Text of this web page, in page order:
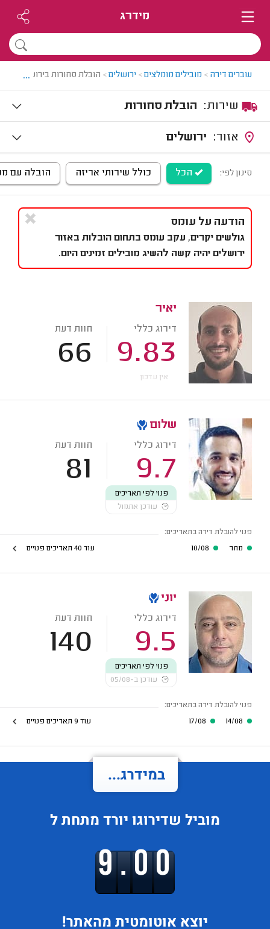
מידרג
עוברים דירה > מובילים מומלצים> ירושלים> הובלת סחורות בירושלים
...
הובלת סחורות
ירושלים
סינון לפי: הכל כולל שירותי אריזה הובלה עם
הודעה על עומס
גולשים יקרים, עקב עומס בתחום הובלות באזור
ירושלים יהיה קשה להשיג מובילים זמינים היום.
יאיר
דירוג כללי
9.83
חוות דעת
66
אין עדכון
שלום
דירוג כללי
9.7
חוות דעת
81
פנוי לפי תאריכים
עודכן אתמול
פנוי להובלת דירה בתאריכים:
מחר
עוד 40 תאריכים פנויים
יוני
דירוג כללי
9.5
חוות דעת
140
פנוי לפי תאריכים
עודכן ב-05/08
פנוי להובלת דירה בתאריכים:
עוד 9 תאריכים פנויים
במידרג...
מוביל שדירוגו יורד מתחת ל
9.00
יוצא אוטומטית מהאתר!